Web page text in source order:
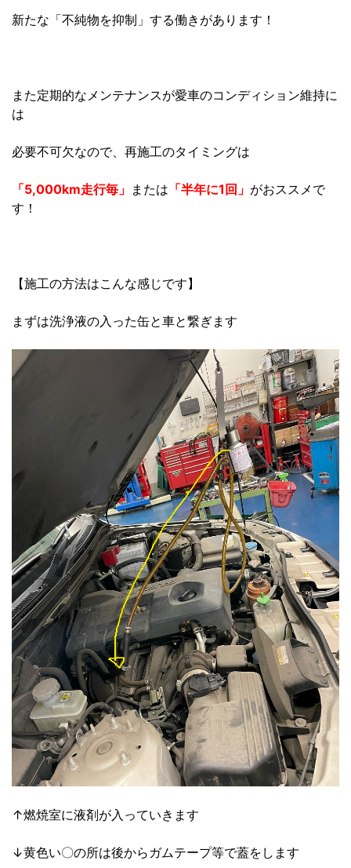
新たな「不純物を抑制」する働きがあります！
また定期的なメンテナンスが愛車のコンディション維持に
は
必要不可欠なので、再施工のタイミングは
「5,000km走行毎」 または 「半年に1回」 がおススメで
す！
【施工の方法はこんな感じです】
まずは洗浄液の入った缶と車と繋ぎます
↑燃焼室に液剤が入っていきます
↓黄色い〇の所は後からガムテープ等で蓋をします